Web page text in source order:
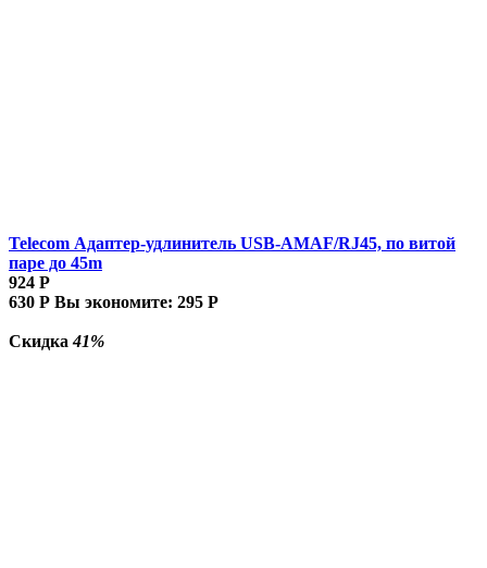
Telecom Адаптер-удлинитель USB-AMAF/RJ45, по витой
паре до 45m
924 Р
630 Р Вы экономите: 295 Р
Скидка41%